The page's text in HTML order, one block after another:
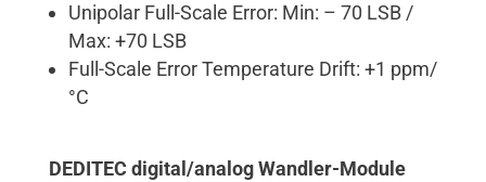
Unipolar Full-Scale Error: Min: – 70 LSB /
Max: +70 LSB
Full-Scale Error Temperature Drift: +1 ppm/
°C
DEDITEC digital/analog Wandler-Module